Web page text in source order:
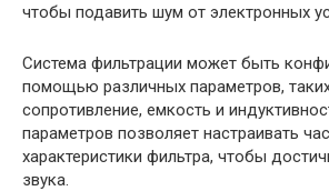
чтобы подавить шум от электронных
Система фильтрации может быть
помощью различных параметров,
сопротивление, емкость и
параметров позволяет настраивать
характеристики фильтра, чтобы
звука.